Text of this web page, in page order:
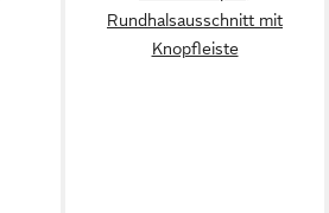
Rundhalsausschnitt mit
Knopfleiste